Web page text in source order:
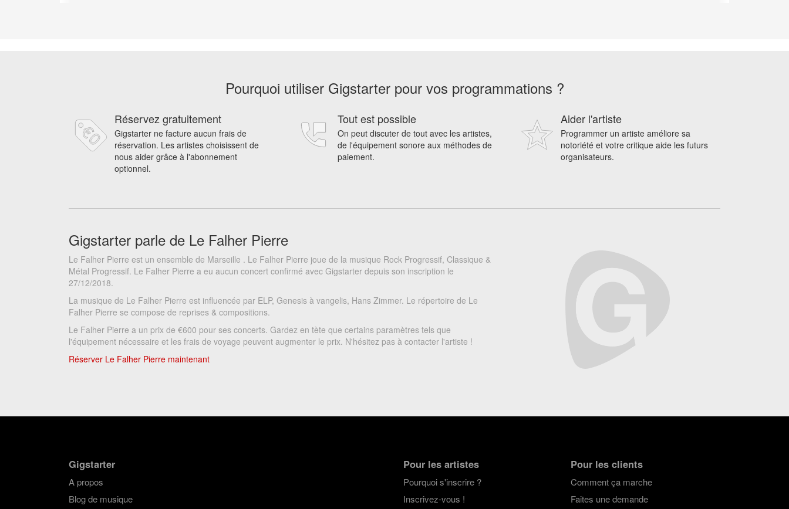
Pourquoi utiliser Gigstarter pour vos programmations ?
Réservez gratuitement
Gigstarter ne facture aucun frais de
réservation. Les artistes choisissent de
nous aider grâce à l'abonnement
optionnel.
Tout est possible
On peut discuter de tout avec les artistes,
de l'équipement sonore aux méthodes de
paiement.
Aider l'artiste
Programmer un artiste améliore sa
notoriété et votre critique aide les futurs
organisateurs.
Gigstarter parle de Le Falher Pierre
Le Falher Pierre est un ensemble de Marseille . Le Falher Pierre joue de la musique Rock Progressif, Classique &
Métal Progressif. Le Falher Pierre a eu aucun concert confirmé avec Gigstarter depuis son inscription le
27/12/2018.
La musique de Le Falher Pierre est influencée par ELP, Genesis à vangelis, Hans Zimmer. Le répertoire de Le
Falher Pierre se compose de reprises & compositions.
Le Falher Pierre a un prix de €600 pour ses concerts. Gardez en tète que certains paramètres tels que
l'équipement nécessaire et les frais de voyage peuvent augmenter le prix. N'hésitez pas à contacter l'artiste !
Réserver Le Falher Pierre maintenant
Pour les artistes
Pourquoi s'inscrire ?
Inscrivez-vous !
Pour les clients
Comment ça marche
Faites une demande
Gigstarter
A propos
Blog de musique